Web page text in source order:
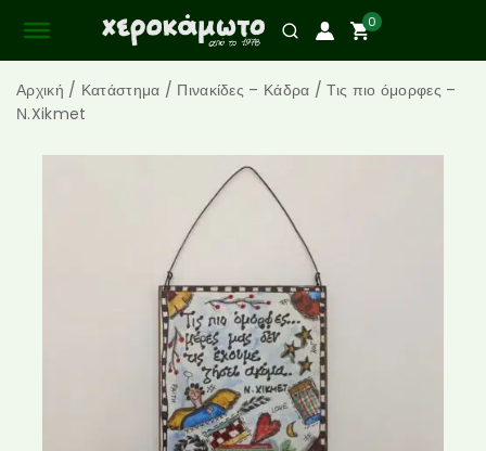
0
Αρχική / Κατάστημα / Πινακίδες – Κάδρα / Τις πιο όμορφες –
Ν.Xikmet